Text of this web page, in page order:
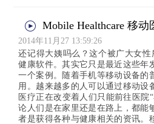
Mobile Healthcare 移动
2014年11月27 13:59:26
还记得大姨吗么？这个被广大女性
健康软件。其实它只是最近这些年
一个案例。随着手机等移动设备的
用。越来越多的人可以通过移动设
医疗正在改变着人们只能前往医院
论人们是在家里还是在路上，都能
者是获得各种与健康相关的资讯。